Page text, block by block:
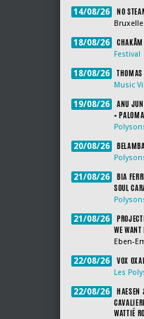
14/08/26 NO
18/08/26 CHAKÂM
Festival
18/08/26
Music
19/08/26
ANU
+
20/08/26
21/08/26
BIA
SOUL
21/08/26
WE
Eben-
22/08/26 VOX
Les
22/08/26
HAESEN
WATTIÉ